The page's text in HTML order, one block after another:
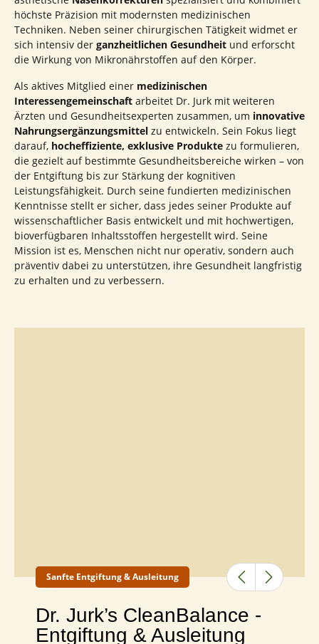
höchste Präzision mit modernsten medizinischen
Techniken. Neben seiner chirurgischen Tätigkeit widmet er
sich intensiv der ganzheitlichen Gesundheit und erforscht
die Wirkung von Mikronährstoffen auf den Körper.
Als aktives Mitglied einer medizinischen
Interessengemeinschaft arbeitet Dr. Jurk mit weiteren
Ärzten und Gesundheitsexperten zusammen, um innovative
Nahrungsergänzungsmittel zu entwickeln. Sein Fokus liegt
darauf, hocheffiziente, exklusive Produkte zu formulieren,
die gezielt auf bestimmte Gesundheitsbereiche wirken – von
der Entgiftung bis zur Stärkung der kognitiven
Leistungsfähigkeit. Durch seine fundierten medizinischen
Kenntnisse stellt er sicher, dass jedes seiner Produkte auf
wissenschaftlicher Basis entwickelt und mit hochwertigen,
bioverfügbaren Inhaltsstoffen hergestellt wird. Seine
Mission ist es, Menschen nicht nur operativ, sondern auch
präventiv dabei zu unterstützen, ihre Gesundheit langfristig
zu erhalten und zu verbessern.
Sanfte Entgiftung & Ausleitung
Dr. Jurk’s CleanBalance -
Entgiftung & Ausleitung